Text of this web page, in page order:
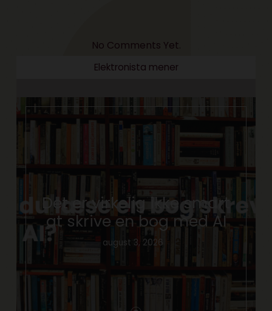
No Comments Yet.
Elektronista mener
Det er virkelig ikke smart
at skrive en bog med AI
august 3, 2026